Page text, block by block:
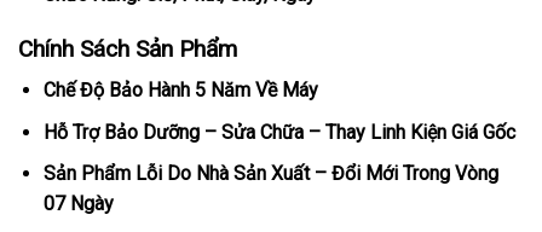
Chính Sách Sản Phẩm
Chế Độ Bảo Hành 5 Năm Về Máy
Hỗ Trợ Bảo Dưỡng – Sửa Chữa – Thay Linh Kiện Giá Gốc
Sản Phẩm Lỗi Do Nhà Sản Xuất – Đổi Mới Trong Vòng
07 Ngày